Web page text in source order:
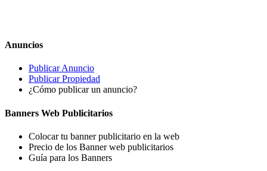
Anuncios
Publicar Anuncio
Publicar Propiedad
¿Cómo publicar un anuncio?
Banners Web Publicitarios
Colocar tu banner publicitario en la web
Precio de los Banner web publicitarios
Guía para los Banners